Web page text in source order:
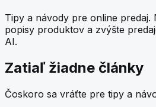
Tipy a návody pre online predaj.
popisy produktov a zvýšte
AI.
Zatiaľ žiadne články
Čoskoro sa vráťte pre tipy a